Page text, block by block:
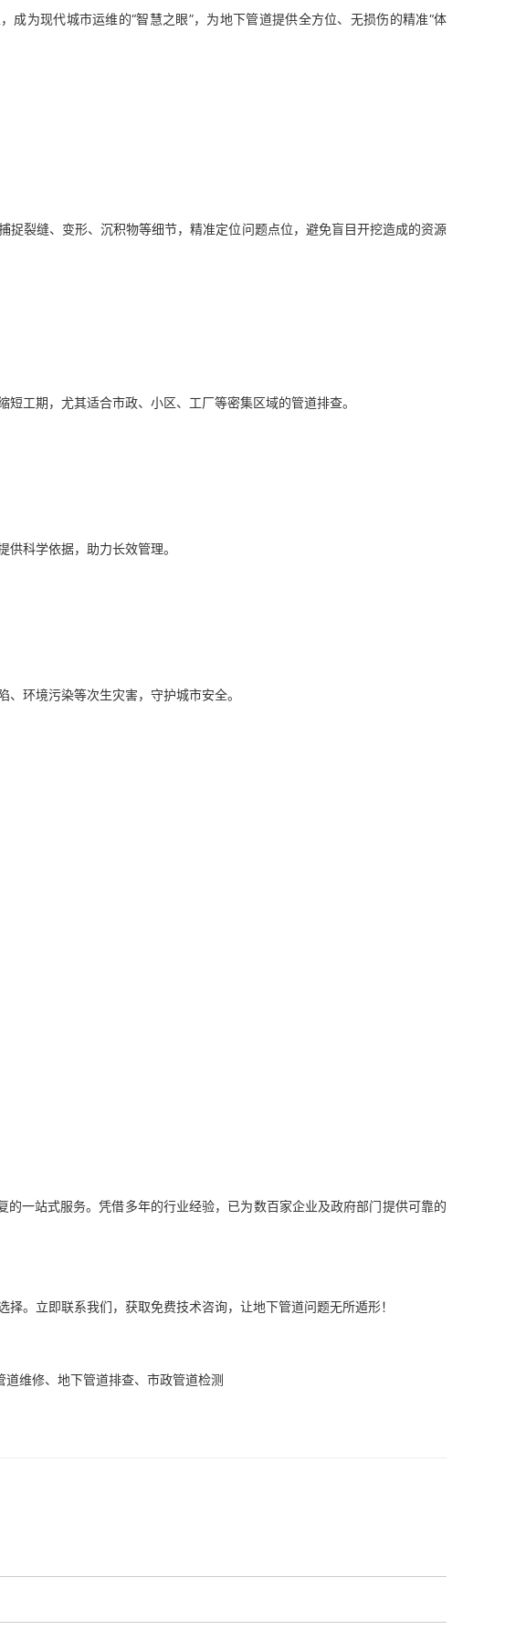
为现代城市运维的“智慧之眼”，为地下管道提供全方位、无损伤的精准“体
裂缝、变形、沉积物等细节，精准定位问题点位，避免盲目开挖造成的资源
工期，尤其适合市政、小区、工厂等密集区域的管道排查。
供科学依据，助力长效管理。
、环境污染等次生灾害，守护城市安全。
一站式服务。凭借多年的行业经验，已为数百家企业及政府部门提供可靠的
。立即联系我们，获取免费技术咨询，让地下管道问题无所遁形！
维修、地下管道排查、市政管道检测